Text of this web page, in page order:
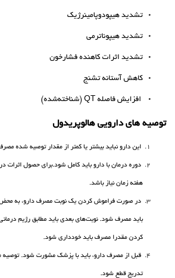
تشدید هیپودوپامینرژیک
تشدید هیپوناترمی
تشدید اثرات کاهنده فشارخون
کاهش آستانه تشنج
افزایش فاصله QT (شناخته‌شده)
توصیه های دارویی هالوپریدول
این دارو نباید بیشتر یا کمتر از مقدار توصیه شده
دوره درمان با دارو باید کامل شود.برای حصول اثرات
هفته زمان نیاز باشد.
در صورت فراموش کردن یک نوبت مصرف دارو، به محض
باید مصرف شود. نوبت‌های بعدی باید مطابق رژیم
کردن مقدرا مصرف باید خودداری شود.
قبل از مصرف دارو، ‌باید با پزشک مشورت شود.
تدریج قطع شود.